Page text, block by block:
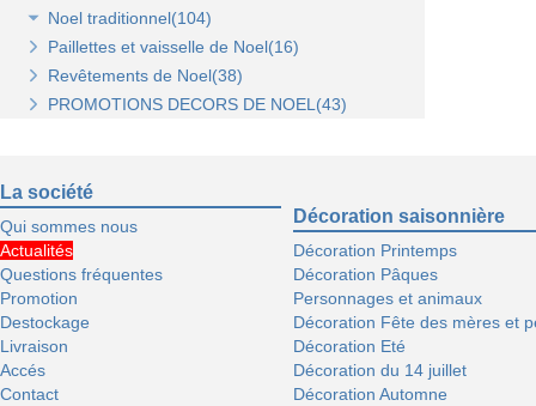
Noel traditionnel(104)
Décorations de sapin(45)
Stickers de Noel(23)
Centre de table, décors et cotillons(37)
Paillettes et vaisselle de Noel(16)
Revêtements de Noel(38)
PROMOTIONS DECORS DE NOEL(43)
La société
Qui sommes nous
Actualités
Questions fréquentes
Promotion
Destockage
Livraison
Accés
Contact
Décoration saisonnière
Décoration Printemps
Décoration Pâques
Personnages et animaux
Décoration Fête des mères et
Décoration Eté
Décoration du 14 juillet
Décoration Automne